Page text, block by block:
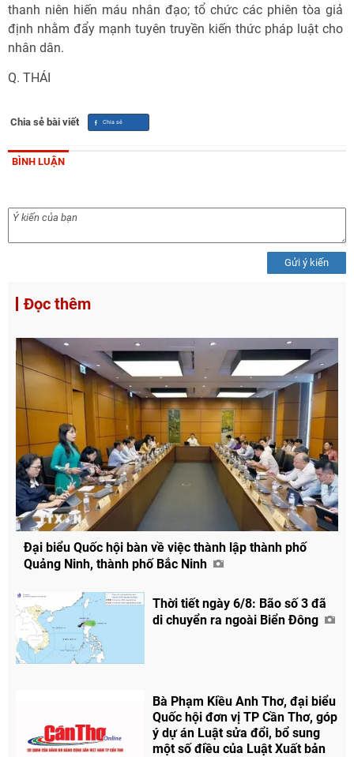
thanh niên hiến máu nhân đạo; tổ chức các phiên tòa giả
định nhằm đẩy mạnh tuyên truyền kiến thức pháp luật cho
nhân dân.
Q. THÁI
Chia sẻ bài viết
Facebook
BÌNH LUẬN
Gửi ý kiến
Đọc thêm
Đại biểu Quốc hội bàn về việc thành lập thành phố
Quảng Ninh, thành phố Bắc Ninh
Thời tiết ngày 6/8: Bão số 3 đã
di chuyển ra ngoài Biển Đông
Bà Phạm Kiều Anh Thơ, đại biểu
Quốc hội đơn vị TP Cần Thơ, góp
ý dự án Luật sửa đổi, bổ sung
một số điều của Luật Xuất bản